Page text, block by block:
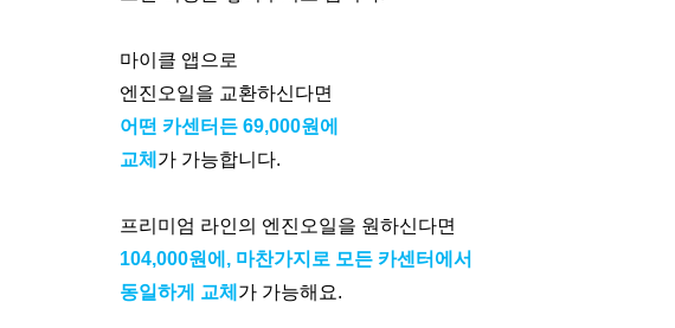
마이클 앱으로
엔진오일을 교환하신다면
어떤 카센터든 69,000원에
교체 가 가능합니다.
프리미엄 라인의 엔진오일을 원하신다면
104,000원에, 마찬가지로 모든 카센터에서
동일하게 교체 가 가능해요.